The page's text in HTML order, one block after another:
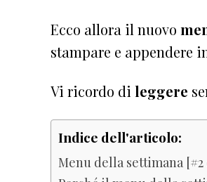
Ecco allora il nuovo
stampare e appendere
Vi ricordo di leggere
Indice dell'articolo:
Menu della settimana [#2